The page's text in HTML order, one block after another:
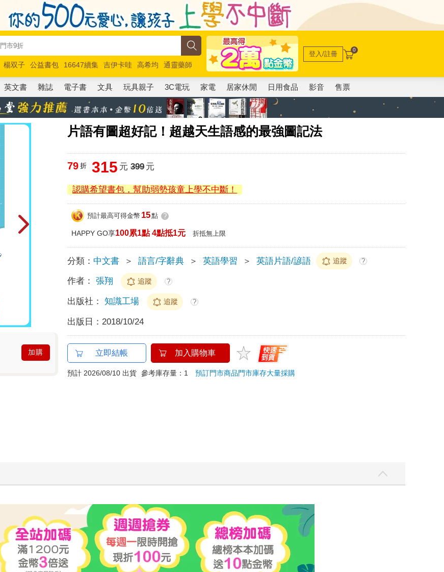
楊双子 公益書包 16647續集 吉伊卡哇 高希均
通靈藥師
攤新作 馬斯克 玩具總動員5 超慢跑
登入/註冊 0
英文書 雜誌 電子書 文具 玩具親子 3C電玩 家電 居家休閒 日用食品 影音 售票
片語有圖超好記！超越天生語感的最強圖記法
加購
79 折 315 元 399元
認購希望書包，幫助弱勢孩童上學不中斷！
預計最高可得金幣 15點 ?
HAPPY GO享100累1點 4點抵1元 折抵無上限
分類： 中文書 ＞ 語言/字辭典 ＞ 英語學習 ＞ 英語片語/諺語 追蹤 ?
作者： 張翔 追蹤 ?
出版社： 知識工場 追蹤 ?
出版日： 2018/10/24
立即結帳 加入購物車
預計 2026/08/10 出貨 參考庫存量：1預訂門市商品門市庫存大量採購